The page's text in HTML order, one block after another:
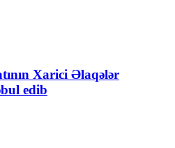
Xarici Əlaqələr
edib